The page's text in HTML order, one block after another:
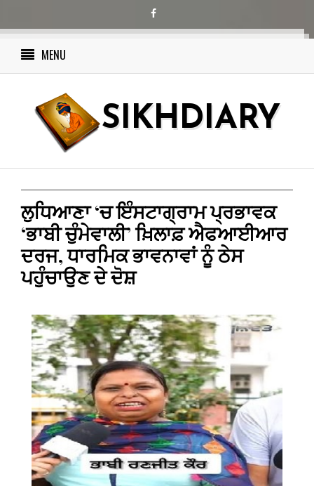
MENU
SIKHDIARY
ਲੁਧਿਆਣਾ ‘ਚ ਇੰਸਟਾਗ੍ਰਾਮ ਪ੍ਰਭਾਵਕ
‘ਭਾਬੀ ਚੁੰਮੇਵਾਲੀ’ ਖ਼ਿਲਾਫ਼ ਐਫਆਈਆਰ
ਦਰਜ, ਧਾਰਮਿਕ ਭਾਵਨਾਵਾਂ ਨੂੰ ਠੇਸ
ਪਹੁੰਚਾਉਣ ਦੇ ਦੋਸ਼